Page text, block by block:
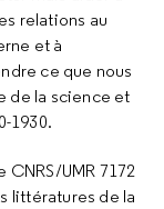
relations au
et à
ce que nous
de la science et
1930.
CNRS/UMR 7172
littératures de la